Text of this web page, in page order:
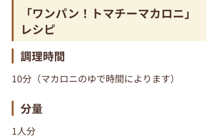
「ワンパン！トマチーマカロニ」
レシピ
調理時間
10分（マカロニのゆで時間によります）
分量
1人分